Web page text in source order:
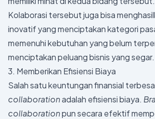
Kolaborasi tersebut juga bisa
inovatif yang menciptakan kategori
memenuhi kebutuhan yang belum
menciptakan peluang bisnis yang segar.
3. Memberikan Efisiensi Biaya
Salah satu keuntungan finansial
collaborationadalah efisiensi biaya.
collaborationpun secara efektif